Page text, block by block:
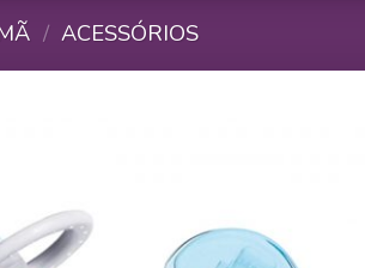
/ ACESSÓRIOS
ADICIONAR